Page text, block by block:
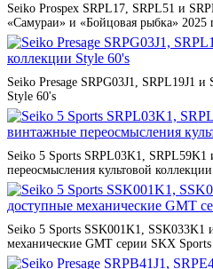
Seiko Prospex SRPL17, SRPL51 и
«Самураи» и «Бойцовая рыбка» 2025
Seiko Presage SRPG03J1, SRPL19J1
Style 60's
Seiko 5 Sports SRPL03K1,
переосмысления культовой коллекции
Seiko 5 Sports SSK001K1, SSK033K1
механические GMT серии SKX